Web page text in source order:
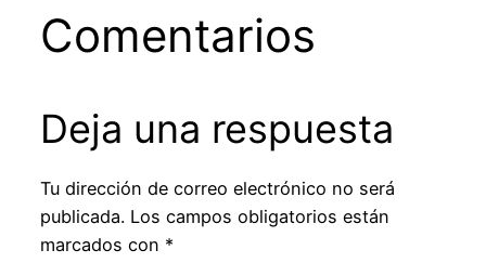
Comentarios
Deja una respuesta
Tu dirección de correo electrónico no será
publicada. Los campos obligatorios están
marcados con *